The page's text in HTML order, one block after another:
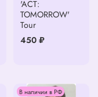
'ACT:
TOMORROW'
Tour
450 ₽
В наличии в РФ